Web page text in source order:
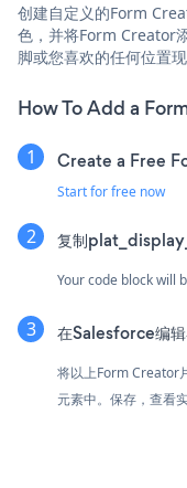
创建自定义的Form
色，并将Form Creator
脚或您喜欢的任何位置现
How To Add a
Create a Free
Start for free now
复制
Your code block will
在Salesforce编
将以上Form Creator
元素中。保存，查看